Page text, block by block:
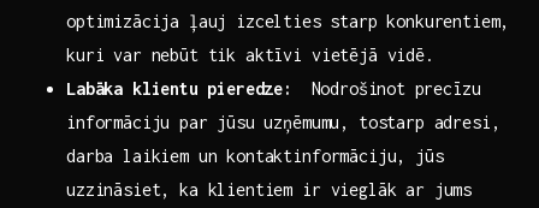
optimizācija‍ ļauj izcelties⁢ starp konkurentiem,
kuri var nebūt tik aktīvi‌ vietējā vidē.
Labāka klientu ⁢pieredze:
⁢ Nodrošinot⁣ precīzu
informāciju par jūsu⁢ uzņēmumu, tostarp adresi,⁤
darba laikiem un kontaktinformāciju, jūs
uzzināsiet, ka klientiem ir vieglāk ar jums